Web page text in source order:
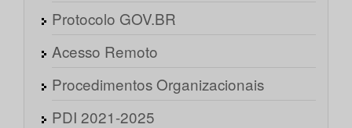
Protocolo GOV.BR
Acesso Remoto
Procedimentos Organizacionais
PDI 2021-2025